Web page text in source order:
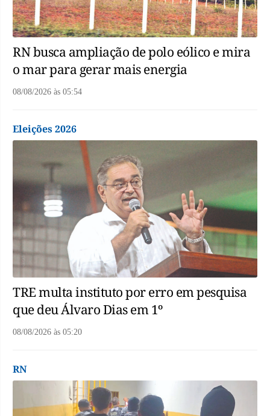
RN busca ampliação de polo eólico e mira
o mar para gerar mais energia
08/08/2026 às 05:54
Eleições 2026
TRE multa instituto por erro em pesquisa
que deu Álvaro Dias em 1º
08/08/2026 às 05:20
RN